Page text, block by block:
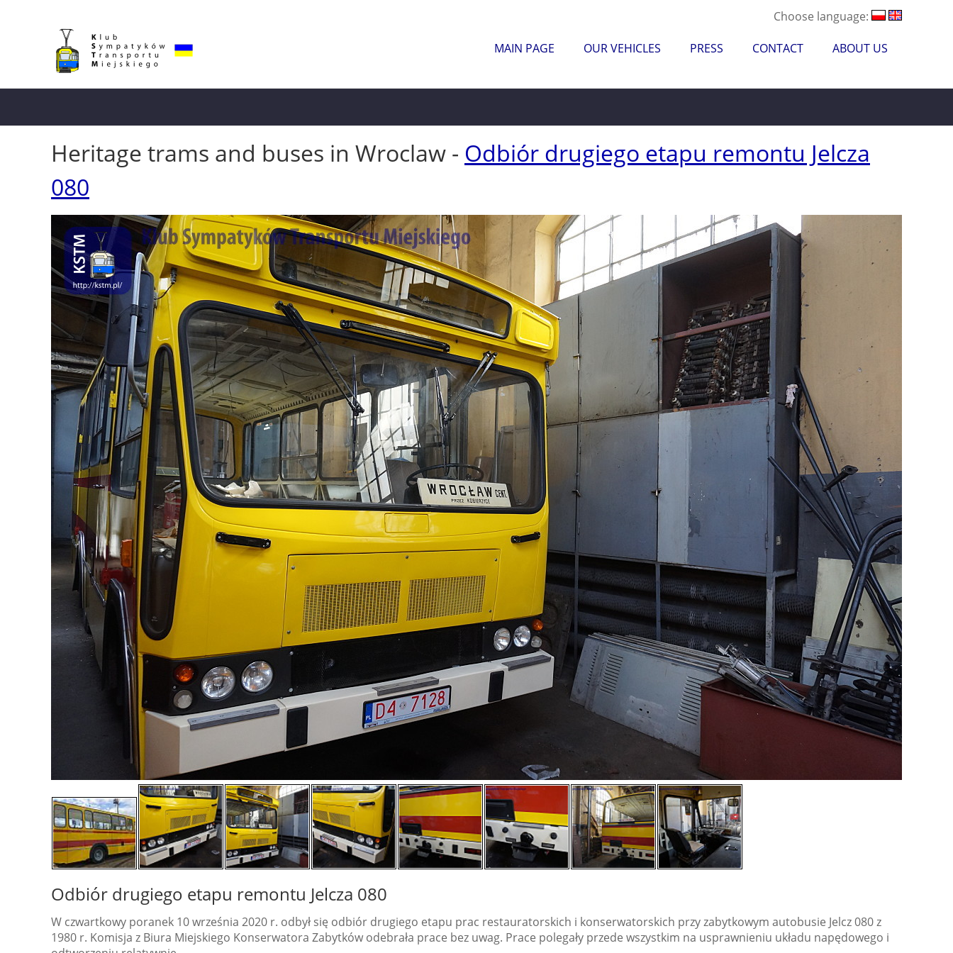
Choose language:
MAIN PAGE OUR VEHICLES PRESS CONTACT ABOUT US
Heritage trams and buses in Wroclaw - Odbiór drugiego etapu remontu Jelcza
080
Odbiór drugiego etapu remontu Jelcza 080
W czwartkowy poranek 10 września 2020 r. odbył się odbiór drugiego etapu prac restauratorskich i konserwatorskich przy zabytkowym autobusie Jelcz 080 z
1980 r. Komisja z Biura Miejskiego Konserwatora Zabytków odebrała prace bez uwag. Prace polegały przede wszystkim na usprawnieniu układu napędowego i